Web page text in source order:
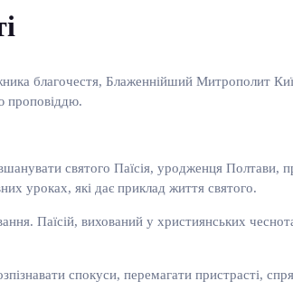
благочестя, Блаженнійший Митрополит
проповіддю.
святого Паїсія, уродженця Полтави,
уроках, які дає приклад життя святого.
Паїсій, вихований у християнських
спокуси, перемагати пристрасті,